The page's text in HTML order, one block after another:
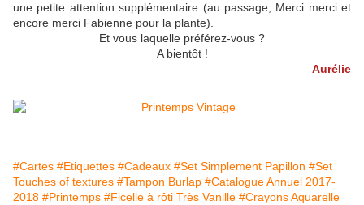
une petite attention supplémentaire (au passage, Merci merci et
encore merci Fabienne pour la plante).
Et vous laquelle préférez-vous ?
A bientôt !
Aurélie
#Cartes #Etiquettes #Cadeaux #Set Simplement Papillon #Set
Touches of textures #Tampon Burlap #Catalogue Annuel 2017-
2018 #Printemps #Ficelle à rôti Très Vanille #Crayons Aquarelle